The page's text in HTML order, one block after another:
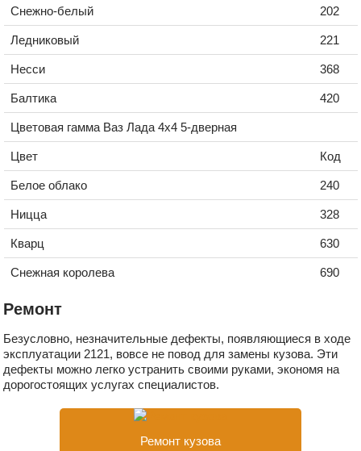
Снежно-белый 202
Ледниковый 221
Несси 368
Балтика 420
Цветовая гамма Ваз Лада 4х4 5-дверная
Цвет Код
Белое облако 240
Ницца 328
Кварц 630
Снежная королева 690
Ремонт
Безусловно, незначительные дефекты, появляющиеся в ходе
эксплуатации 2121, вовсе не повод для замены кузова. Эти
дефекты можно легко устранить своими руками, экономя на
дорогостоящих услугах специалистов.
Ремонт кузова